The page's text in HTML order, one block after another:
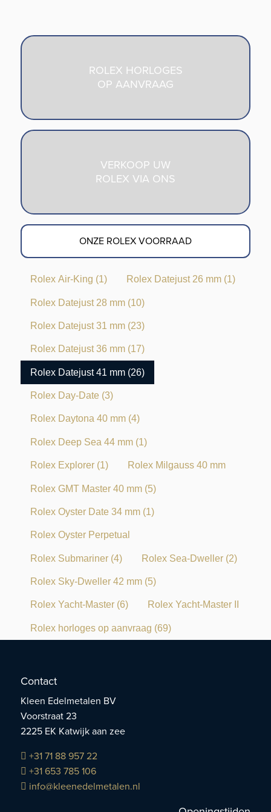
ROLEX HORLOGES
OP AANVRAAG
VERKOOP UW
ROLEX VIA ONS
ONZE ROLEX VOORRAAD
Rolex Air-King (1) Rolex Datejust 26 mm (1)
Rolex Datejust 28 mm (10)
Rolex Datejust 31 mm (23)
Rolex Datejust 36 mm (17)
Rolex Datejust 41 mm (26)
Rolex Day-Date (3)
Rolex Daytona 40 mm (4)
Rolex Deep Sea 44 mm (1)
Rolex Explorer (1) Rolex Milgauss 40 mm
Rolex GMT Master 40 mm (5)
Rolex Oyster Date 34 mm (1)
Rolex Oyster Perpetual
Rolex Submariner (4) Rolex Sea-Dweller (2)
Rolex Sky-Dweller 42 mm (5)
Rolex Yacht-Master (6) Rolex Yacht-Master II
Rolex horloges op aanvraag (69)
Contact
Kleen Edelmetalen BV
Voorstraat 23
2225 EK Katwijk aan zee
+31 71 88 957 22
+31 653 785 106
info@kleenedelmetalen.nl